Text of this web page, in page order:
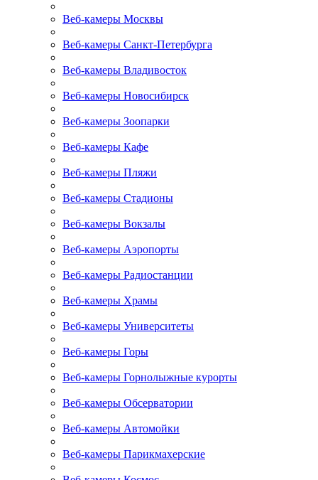
Веб-камеры Москвы
Веб-камеры Санкт-Петербурга
Веб-камеры Владивосток
Веб-камеры Новосибирск
Веб-камеры Зоопарки
Веб-камеры Кафе
Веб-камеры Пляжи
Веб-камеры Стадионы
Веб-камеры Вокзалы
Веб-камеры Аэропорты
Веб-камеры Радиостанции
Веб-камеры Храмы
Веб-камеры Университеты
Веб-камеры Горы
Веб-камеры Горнолыжные курорты
Веб-камеры Обсерватории
Веб-камеры Автомойки
Веб-камеры Парикмахерские